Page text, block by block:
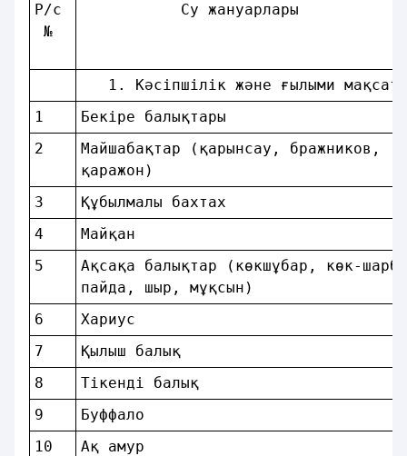
P/c
№
Су
1. Кәсіпшілік және ғылыми
1
Бекiре
2
Майшабақтар (қарынсау,
3
Құбылмалы
4
5
Ақсақа балықтар (көкшұбар,
пайда, шыр,
6
7
Қылыш
8
Тікендi
9
10
Ақ